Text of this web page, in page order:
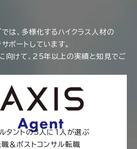
は、多様化するハイクラス人材の
ポートしています。
向けて、25年以上の実績と知見でご
タントの3人に1人が選ぶ
＆ポストコンサル転職